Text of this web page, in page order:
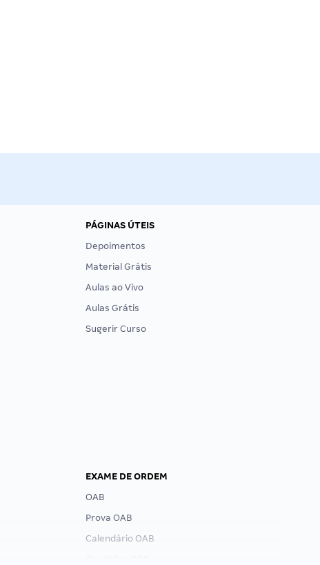
PÁGINAS ÚTEIS
Depoimentos
Material Grátis
Aulas ao Vivo
Aulas Grátis
Sugerir Curso
EXAME DE ORDEM
OAB
Prova OAB
Calendário OAB